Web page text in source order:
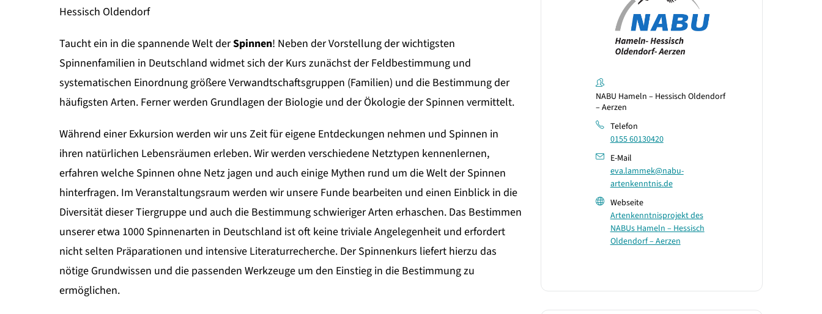
Hessisch Oldendorf
Taucht ein in die spannende Welt derSpinnen! Neben der Vorstellung der wichtigsten
Spinnenfamilien in Deutschland widmet sich der Kurs zunächst der Feldbestimmung und
systematischen Einordnung größere Verwandtschaftsgruppen (Familien) und die Bestimmung der
häufigsten Arten. Ferner werden Grundlagen der Biologie und der Ökologie der Spinnen vermittelt.
Während einer Exkursion werden wir uns Zeit für eigene Entdeckungen nehmen und Spinnen in
ihren natürlichen Lebensräumen erleben. Wir werden verschiedene Netztypen kennenlernen,
erfahren welche Spinnen ohne Netz jagen und auch einige Mythen rund um die Welt der Spinnen
hinterfragen. Im Veranstaltungsraum werden wir unsere Funde bearbeiten und einen Einblick in die
Diversität dieser Tiergruppe und auch die Bestimmung schwieriger Arten erhaschen. Das Bestimmen
unserer etwa 1000 Spinnenarten in Deutschland ist oft keine triviale Angelegenheit und erfordert
nicht selten Präparationen und intensive Literaturrecherche. Der Spinnenkurs liefert hierzu das
nötige Grundwissen und die passenden Werkzeuge um den Einstieg in die Bestimmung zu
ermöglichen.
NABU Hameln – Hessisch Oldendorf
– Aerzen
Telefon
0155 60130420
E-Mail
eva.lammek@nabu-
artenkenntnis.de
Webseite
Artenkenntnisprojekt des
NABUs Hameln – Hessisch
Oldendorf – Aerzen